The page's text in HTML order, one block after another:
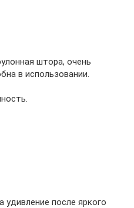
штора, очень
в использовании.
после яркого